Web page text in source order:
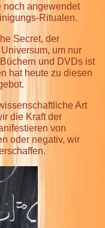
noch angewendet
Ritualen.
Secret, der
um nur
und DVDs ist
hat heute zu diesen
Art
die Kraft der
von
oder negativ, wir